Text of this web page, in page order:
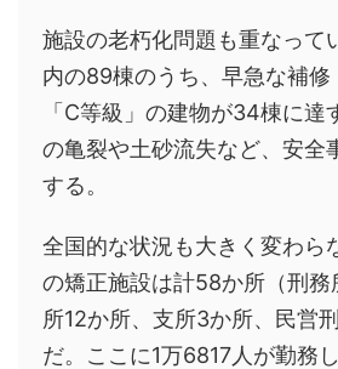
施設の老朽化問題も重なって
内の89棟のうち、早急な補修
「C等級」の建物が34棟に達
の亀裂や土砂流失など、安全
する。
全国的な状況も大きく変わら
の矯正施設は計58か所（刑
所12か所、支所3か所、民営刑
だ。ここに1万6817人が勤務